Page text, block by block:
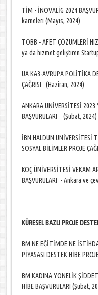
TİM - İNOVALİG 2024
karneleri (Mayıs, 2024)
TOBB - AFET ÇÖZÜMLERİ
ya da hizmet geliştiren
UA KA3-AVRUPA POLİTİKA
ÇAĞRISI (Haziran, 2024)
ANKARA ÜNİVERSİTESİ
BAŞVURULARI (Şubat, 2024)
İBN HALDUN ÜNİVERSİTESİ
SOSYAL BİLİMLER PROJE
KOÇ ÜNİVERSİTESİ VEKAM
BAŞVURULARI - Ankara ve
KÜRESEL BAZLI PROJE
BM NE EĞİTİMDE NE
PİYASASI DESTEK HİBE
BM KADINA YÖNELİK
HİBE BAŞVURULARI (Şubat,